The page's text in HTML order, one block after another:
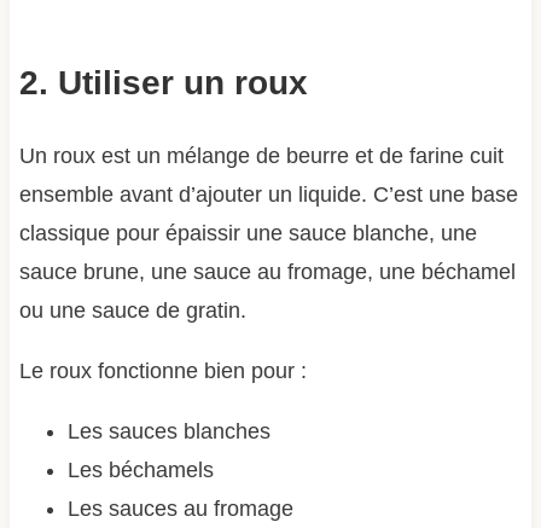
2. Utiliser un roux
Un roux est un mélange de beurre et de farine cuit
ensemble avant d’ajouter un liquide. C’est une base
classique pour épaissir une sauce blanche, une
sauce brune, une sauce au fromage, une béchamel
ou une sauce de gratin.
Le roux fonctionne bien pour :
Les sauces blanches
Les béchamels
Les sauces au fromage